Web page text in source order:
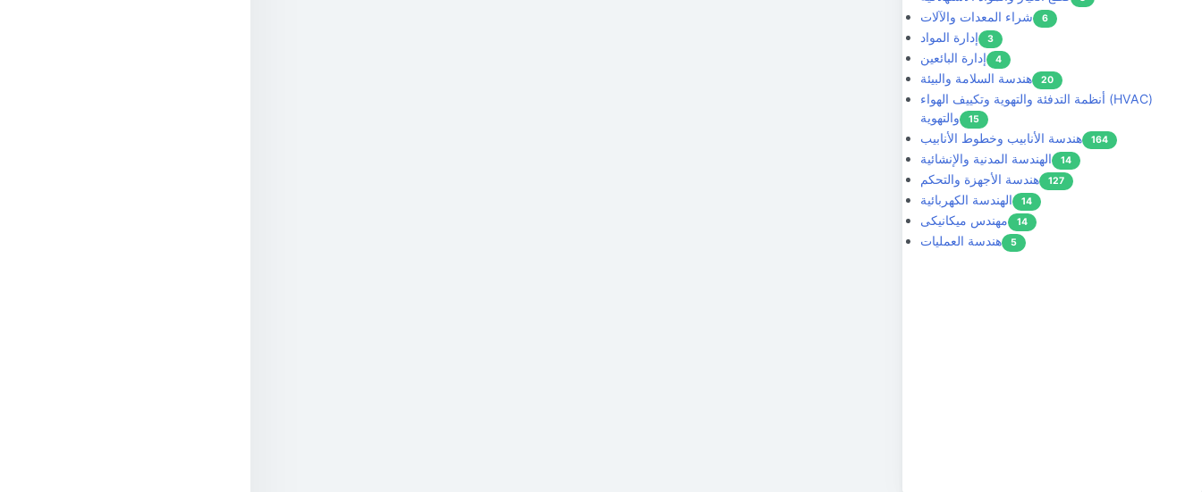
شراء المعدات والآلات 6
إدارة المواد 3
إدارة البائعين 4
هندسة السلامة والبيئة 20
أنظمة التدفئة والتهوية وتكييف الهواء (HVAC)
والتهوية
15
هندسة الأنابيب وخطوط الأنابيب 164
الهندسة المدنية والإنشائية 14
هندسة الأجهزة والتحكم 127
الهندسة الكهربائية 14
مهندس ميكانيكى 14
هندسة العمليات 5